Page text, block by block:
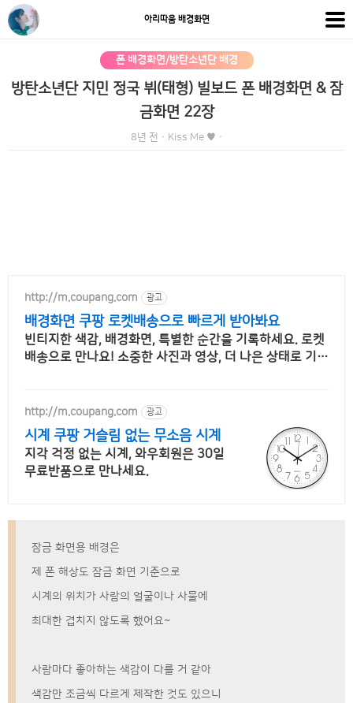
아리따움 배경화면
폰 배경화면/방탄소년단 배경
방탄소년단 지민 정국 뷔(태형) 빌보드 폰 배경화면 & 잠
금화면 22장
8년 전 · Kiss Me ♥ ·
http://m.coupang.com 광고
배경화면 쿠팡 로켓배송으로 빠르게 받아봐요
빈티지한 색감, 배경화면, 특별한 순간을 기록하세요. 로켓
배송으로 만나요! 소중한 사진과 영상, 더 나은 상태로 기록
http://m.coupang.com 광고
시계 쿠팡 거슬림 없는 무소음 시계
지각 걱정 없는 시계, 와우회원은 30일
무료반품으로 만나세요.
잠금 화면용 배경은
제 폰 해상도 잠금 화면 기준으로
시계의 위치가 사람의 얼굴이나 사물에
최대한 겹치지 않도록 했어요~
사람마다 좋아하는 색감이 다를 거 같아
색감만 조금씩 다르게 제작한 것도 있으니